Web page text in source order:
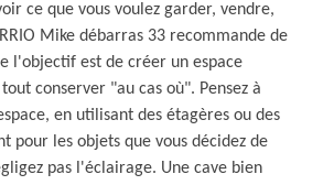
ce que vous voulez garder, vendre,
Mike débarras 33 recommande de
l'objectif est de créer un espace
conserver "au cas où". Pensez à
en utilisant des étagères ou des
pour les objets que vous décidez de
pas l'éclairage. Une cave bien